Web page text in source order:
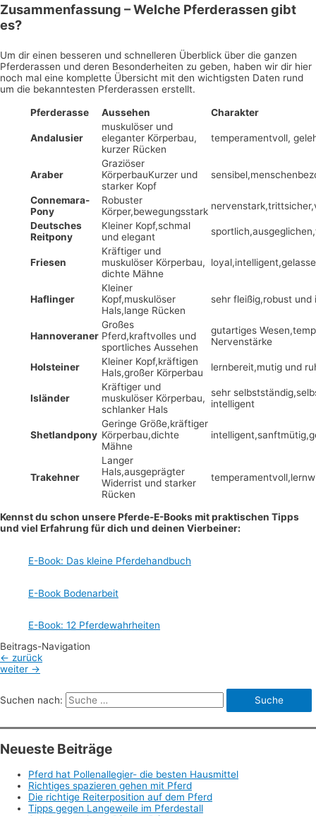
Zusammenfassung – Welche Pferderassen gibt
es?
Um dir einen besseren und schnelleren Überblick über die ganzen
Pferderassen und deren Besonderheiten zu geben, haben wir dir hier
noch mal eine komplette Übersicht mit den wichtigsten Daten rund
um die bekanntesten Pferderassen erstellt.
Pferderasse Aussehen Charakter
Andalusier
muskulöser und
eleganter Körperbau,
kurzer Rücken
temperamentvoll,
Araber
Graziöser
KörperbauKurzer und
starker Kopf
Connemara-
Pony
Robuster
Körper,bewegungsstark
Deutsches
Reitpony
Kleiner Kopf,schmal
und elegant
Friesen
Kräftiger und
muskulöser Körperbau,
dichte Mähne
Haflinger
Kleiner
Kopf,muskulöser
Hals,lange Rücken
sehr fleißig,robust und
Hannoveraner
Großes
Pferd,kraftvolles und
sportliches Aussehen
gutartiges
Nervenstärke
Holsteiner
Kleiner Kopf,kräftigen
Hals,großer Körperbau
lernbereit,mutig und
Isländer
Kräftiger und
muskulöser Körperbau,
schlanker Hals
sehr
intelligent
Shetlandpony
Geringe Größe,kräftiger
Körperbau,dichte
Mähne
Trakehner
Langer
Hals,ausgeprägter
Widerrist und starker
Rücken
Kennst du schon unsere Pferde-E-Books mit praktischen Tipps
und viel Erfahrung für dich und deinen Vierbeiner:
E-Book: Das kleine Pferdehandbuch
E-Book Bodenarbeit
E-Book: 12 Pferdewahrheiten
Beitrags-Navigation
← zurück
weiter →
Suchen nach:
Neueste Beiträge
Pferd hat Pollenallegier- die besten Hausmittel
Richtiges spazieren gehen mit Pferd
Die richtige Reiterposition auf dem Pferd
Tipps gegen Langeweile im Pferdestall